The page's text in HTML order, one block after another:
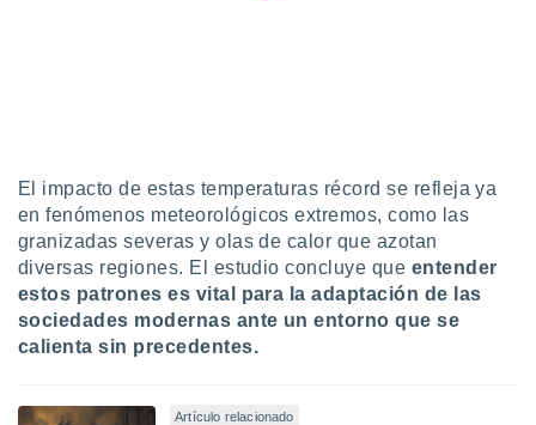
El impacto de estas temperaturas récord se refleja ya
en fenómenos meteorológicos extremos, como las
granizadas severas y olas de calor que azotan
diversas regiones. El estudio concluye que entender
estos patrones es vital para la adaptación de las
sociedades modernas ante un entorno que se
calienta sin precedentes.
Artículo relacionado